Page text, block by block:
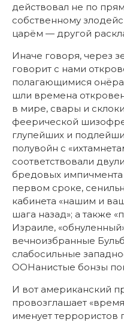
действовал не по
собственному
царём — другой
Иначе говоря, через
говорит с нами
полагающимися
шли времена
в мире, свары и
феерической
глупейших и
полувойн с
соответствовали
бредовых импичмента
первом сроке,
кабинета «нашим и
шага назад»; а также
Израиле,
вечноизбранные
слабосильные
ООНанистые бонзы
И вот американский
провозглашает
именует террористов